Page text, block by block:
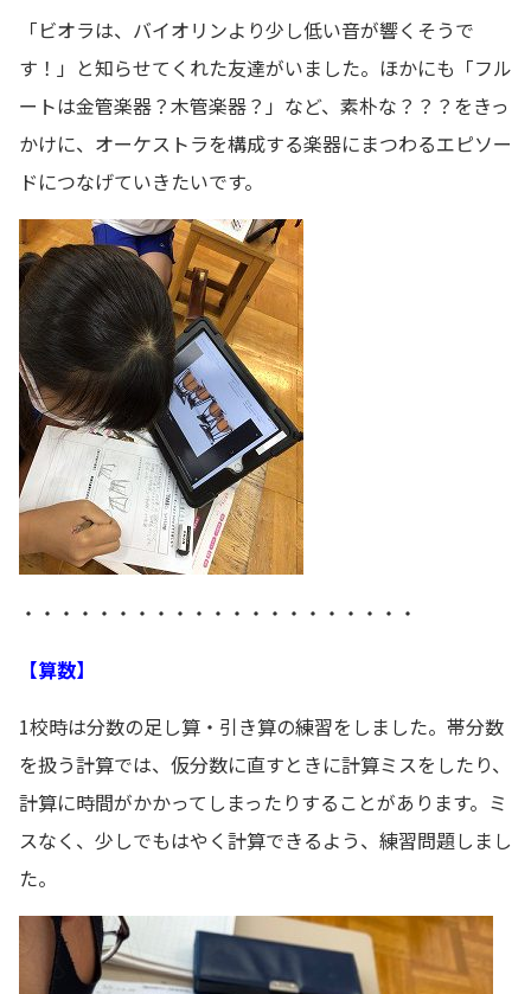
「ビオラは、バイオリンより少し低い音が響くそうで
す！」と知らせてくれた友達がいました。ほかにも「フル
ートは金管楽器？木管楽器？」など、素朴な？？？をきっ
かけに、オーケストラを構成する楽器にまつわるエピソー
ドにつなげていきたいです。
・・・・・・・・・・・・・・・・・・・・・
【算数】
1校時は分数の足し算・引き算の練習をしました。帯分数
を扱う計算では、仮分数に直すときに計算ミスをしたり、
計算に時間がかかってしまったりすることがあります。ミ
スなく、少しでもはやく計算できるよう、練習問題しまし
た。